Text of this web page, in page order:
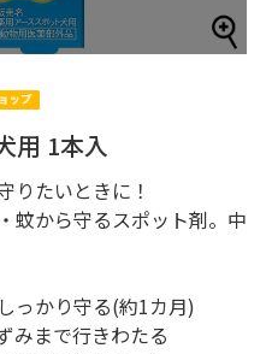
用 1本入
りたいときに！
蚊から守るスポット剤。中
っかり守る(約1カ月)
みまで行きわたる